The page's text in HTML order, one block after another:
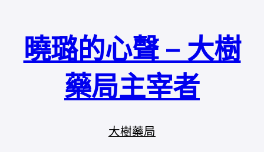
曉璐的心聲 – 大樹
藥局主宰者
大樹藥局